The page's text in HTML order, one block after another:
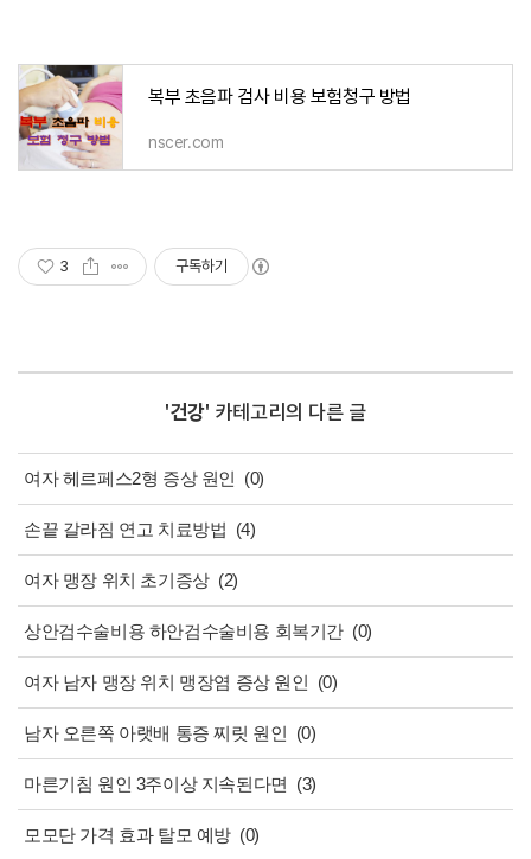
복부 초음파 검사 비용 보험청구 방법
nscer.com
3 구독하기
'건강' 카테고리의 다른 글
여자 헤르페스2형 증상 원인 (0)
손끝 갈라짐 연고 치료방법 (4)
여자 맹장 위치 초기증상 (2)
상안검수술비용 하안검수술비용 회복기간 (0)
여자 남자 맹장 위치 맹장염 증상 원인 (0)
남자 오른쪽 아랫배 통증 찌릿 원인 (0)
마른기침 원인 3주이상 지속된다면 (3)
모모단 가격 효과 탈모 예방 (0)